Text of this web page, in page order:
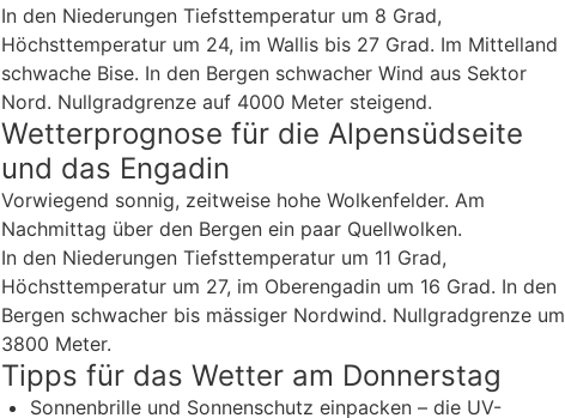
In den Niederungen Tiefsttemperatur um 8 Grad,
Höchsttemperatur um 24, im Wallis bis 27 Grad. Im Mittelland
schwache Bise. In den Bergen schwacher Wind aus Sektor
Nord. Nullgradgrenze auf 4000 Meter steigend.
Wetterprognose für die Alpensüdseite
und das Engadin
Vorwiegend sonnig, zeitweise hohe Wolkenfelder. Am
Nachmittag über den Bergen ein paar Quellwolken.
In den Niederungen Tiefsttemperatur um 11 Grad,
Höchsttemperatur um 27, im Oberengadin um 16 Grad. In den
Bergen schwacher bis mässiger Nordwind. Nullgradgrenze um
3800 Meter.
Tipps für das Wetter am Donnerstag
Sonnenbrille und Sonnenschutz einpacken – die UV-